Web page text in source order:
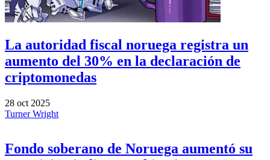
La autoridad fiscal noruega registra un
aumento del 30% en la declaración de
criptomonedas
28 oct 2025
Turner Wright
Fondo soberano de Noruega aumentó su